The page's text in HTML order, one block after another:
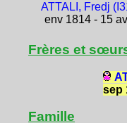
ATTALI, Fredj
env 1814 - 15
Frères et
sep
Famille